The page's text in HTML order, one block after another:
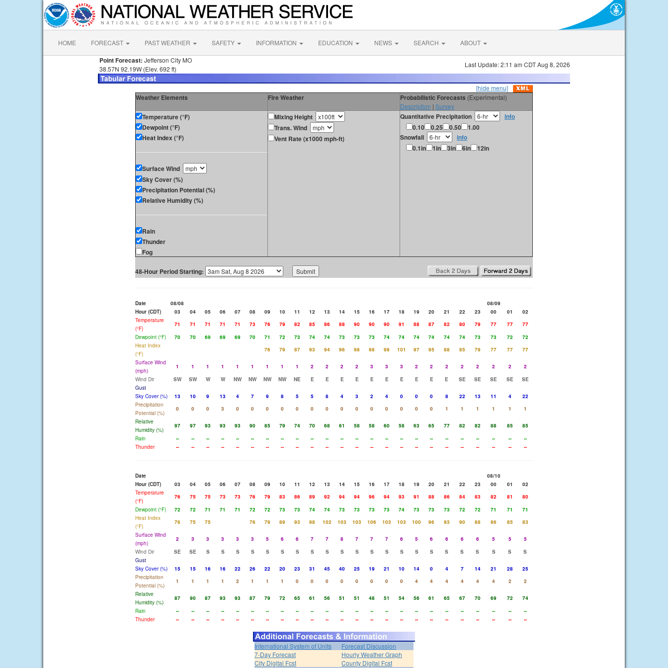
HOME FORECAST PAST WEATHER SAFETY INFORMATION EDUCATION NEWS SEARCH ABOUT
Point Forecast: Jefferson City MO
38.57N 92.19W (Elev. 692 ft)
Last Update: 2:11 am CDT Aug 8, 2026
[hide menu]
Weather Elements Fire Weather Probabilistic Forecasts (Experimental)
Description | Survey
Temperature (°F)
Dewpoint (°F)
Heat Index (°F)
Surface Wind
Sky Cover (%)
Precipitation Potential (%)
Relative Humidity (%)
Rain
Thunder
Fog
Mixing Height
Trans. Wind
Vent Rate (x1000 mph-ft)
Quantitative Precipitation
info
0.10
0.25 0.50
1.00
Snowfall
info
0.1in
1in 3in 6in 12in
48-Hour Period Starting:
Date 08/08
08/09
Hour (CDT)
03 04 05 06 07 08 09 10 11 12 13 14 15 16 17 18 19 20 21 22 23 00 01
02
Temperature
(°F)
71 71 71 71 71 73 76 79 82 85 86 88 90 90 90 91 88 87 82 80 79 77 77
77
Dewpoint (°F)
70 70 69 69 69 70 71 72 73 74 74 73 73 73 74 74 74 74 74 74 73 73 72
72
Heat Index
(°F)
76 79 87 93 94 96 98 98 99 101 97 95 88 85 79 77 77
77
Surface Wind
(mph)
1 1 1 1 1 1 1 1 1 2 2 2 2 3 3 3 2 2 2 2 2 2 2
2
Wind Dir
SW SW W W NW NW NW NW NE E E E E E E E E E E SE SE SE SE
SE
Gust
Sky Cover (%)
13 10 9 13 4 7 9 8 5 5 8 4 3 2 4 0 0 0 8 22 13 11 4
22
Precipitation
Potential (%)
0 0 0 3 0 0 0 0 0 0 0 0 0 0 0 0 0 0 1 1 1 1 1
1
Relative
Humidity (%)
97 97 93 93 93 90 85 79 74 70 68 61 58 58 60 58 63 65 77 82 82 88 85
85
Rain
-- -- -- -- -- -- -- -- -- -- -- -- -- -- -- -- -- -- -- -- -- -- --
--
Thunder
-- -- -- -- -- -- -- -- -- -- -- -- -- -- -- -- -- -- -- -- -- -- -- --
Date
08/10
Hour (CDT)
03 04 05 06 07 08 09 10 11 12 13 14 15 16 17 18 19 20 21 22 23 00 01
02
Temperature
(°F)
76 75 75 73 73 76 79 83 86 89 92 94 94 96 94 93 91 88 86 84 83 82 81
80
Dewpoint (°F)
72 72 71 71 71 72 72 73 73 74 74 73 73 73 73 74 73 73 73 72 72 71 71
71
Heat Index
(°F)
76 75 75 76 79 89 93 98 102 103 103 106 103 103 100 96 93 90 88 86 85
83
Surface Wind
(mph)
2 3 3 3 3 3 5 6 6 7 7 8 7 7 7 6 5 6 6 6 6 5 5
5
Wind Dir
SE SE S S S S S S S S S S S S S S S S S S S S S
S
Gust
Sky Cover (%)
15 15 16 16 22 26 22 20 23 31 45 40 25 19 21 10 14 0 4 7 14 21 28
25
Precipitation
Potential (%)
1 1 1 1 2 1 1 1 0 0 0 0 0 0 0 0 4 4 4 4 4 4 2
2
Relative
Humidity (%)
87 90 87 93 93 87 79 72 65 61 56 51 51 48 51 54 56 61 65 67 70 69 72
74
Rain
-- -- -- -- -- -- -- -- -- -- -- -- -- -- -- -- -- -- -- -- -- -- --
--
Thunder
-- -- -- -- -- -- -- -- -- -- -- -- -- -- -- -- -- -- -- -- -- -- -- --
International System of Units
Forecast Discussion
7-Day Forecast
Hourly Weather Graph
City Digital Fcst
County Digital Fcst